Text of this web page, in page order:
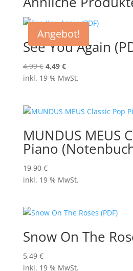
Angebot!
See You Again
4,99€ Ursprünglicher
Preis
4,49 €Aktueller
Preis
inkl. 19 % MwSt.
MUNDUS MEUS
Piano
19,90 €
inkl. 19 % MwSt.
Snow On The
5,49 €
inkl. 19 % MwSt.